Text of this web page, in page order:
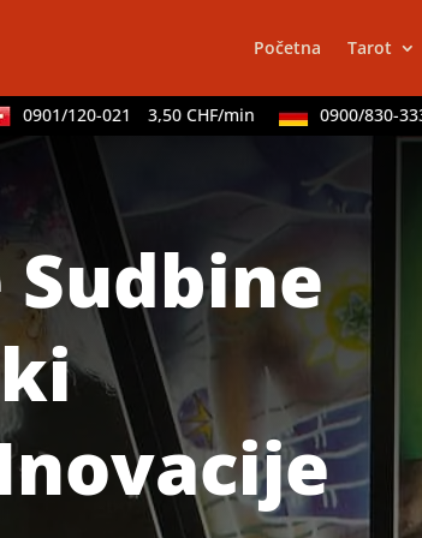
Početna Tarot
120-021 3,50 CHF/min 0900/830-3330